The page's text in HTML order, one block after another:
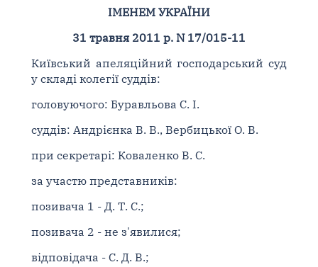
ІМЕНЕМ УКРАЇНИ
31 травня 2011 р. N 17/015-11
Київський апеляційний господарський суд
у складі колегії суддів:
головуючого: Буравльова С. І.
суддів: Андрієнка В. В., Вербицької О. В.
при секретарі: Коваленко В. С.
за участю представників:
позивача 1 - Д. Т. С.;
позивача 2 - не з'явилися;
відповідача - С. Д. В.;